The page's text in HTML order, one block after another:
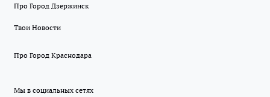
Про Город Дзержинск
Твои Новости
Про Город Краснодара
Мы в социальных сетях